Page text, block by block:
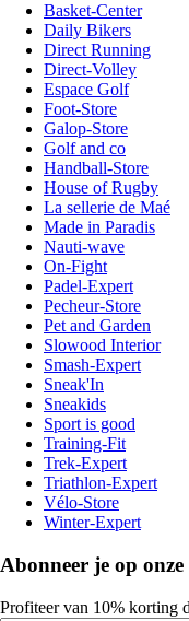
Basket-Center
Daily Bikers
Direct Running
Direct-Volley
Espace Golf
Foot-Store
Galop-Store
Golf and co
Handball-Store
House of Rugby
La sellerie de Maé
Made in Paradis
Nauti-wave
On-Fight
Padel-Expert
Pecheur-Store
Pet and Garden
Slowood Interior
Smash-Expert
Sneak'In
Sneakids
Sport is good
Training-Fit
Trek-Expert
Triathlon-Expert
Vélo-Store
Winter-Expert
Abonneer je op
Profiteer van 10% korting